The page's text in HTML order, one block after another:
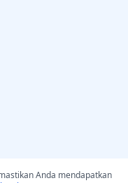
Anda mendapatkan